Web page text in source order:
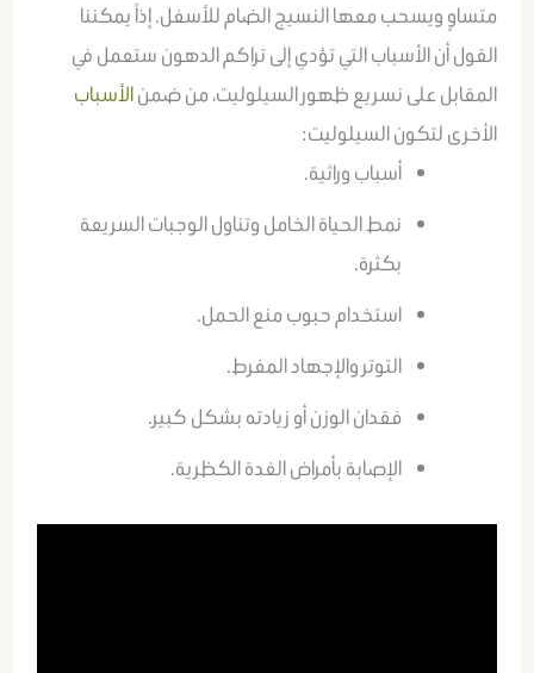
متساوٍ ويسحب معها النسيج الضام للأسفل. إذاً يمكننا
القول أن الأسباب التي تؤدي إلى تراكم الدهون ستعمل في
المقابل على نسريع ظهور السيلوليت، من ضمنالأسباب
الأخرى لتكون السيلوليت:
أسباب وراثية.
نمط الحياة الخامل وتناول الوجبات السريعة
بكثرة.
استخدام حبوب منع الحمل.
التوتر والإجهاد المفرط.
فقدان الوزن أو زيادته بشكل كبير.
الإصابة بأمراض الغدة الكظرية.